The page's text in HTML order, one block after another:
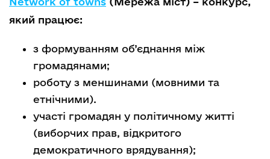
який працює:
з формуванням об’єднання між
громадянами;
роботу з меншинами (мовними та
етнічними).
участі громадян у політичному житті
(виборчих прав, відкритого
демократичного врядування);